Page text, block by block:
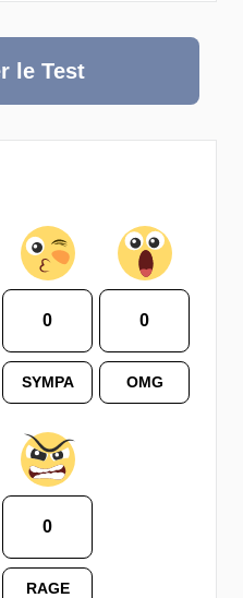
le Test
0
SYMPA
0
OMG
0
RAGE